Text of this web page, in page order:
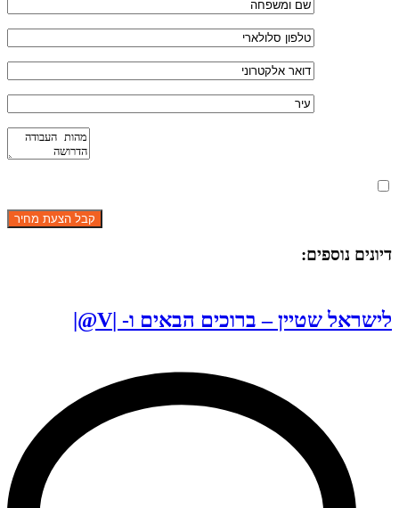
דיונים נוספים:
לישראל שטיין – ברוכים הבאים ו- |V@|